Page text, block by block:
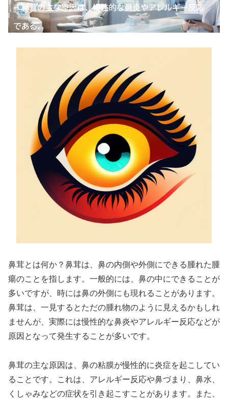
鼻茸とは何か？鼻茸は、鼻の内側や外側にできる腫れた腫
瘍のことを指します。一般的には、鼻の中にできることが
多いですが、時には鼻の外側にも現れることがあります。
鼻茸は、一見するとただの腫れ物のように見えるかもしれ
ませんが、実際には慢性的な鼻炎やアレルギー反応などが
原因となって発生することが多いです。
鼻茸の主な原因は、鼻の粘膜が慢性的に炎症を起こしてい
ることです。これは、アレルギー反応や鼻づまり、鼻水、
くしゃみなどの症状を引き起こすことがあります。また、